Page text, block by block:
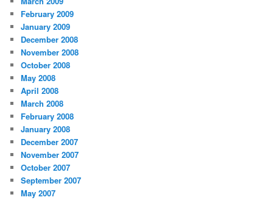
February 2009
January 2009
December 2008
November 2008
October 2008
May 2008
April 2008
March 2008
February 2008
January 2008
December 2007
November 2007
October 2007
September 2007
May 2007